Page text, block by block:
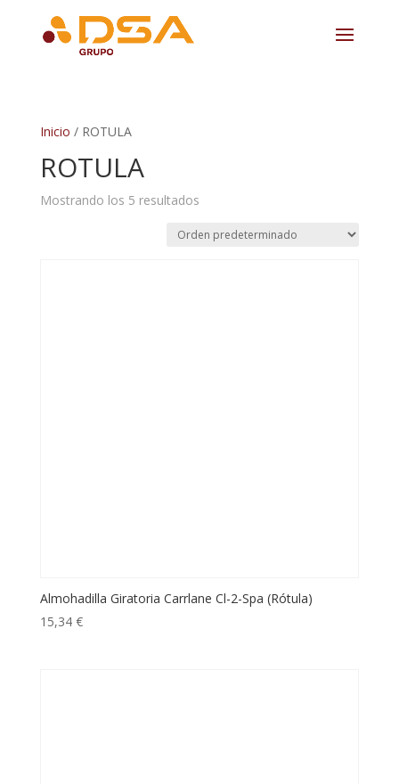
Inicio / ROTULA
ROTULA
Mostrando los 5 resultados
Almohadilla Giratoria Carrlane Cl-2-Spa (Rótula)
15,34 €